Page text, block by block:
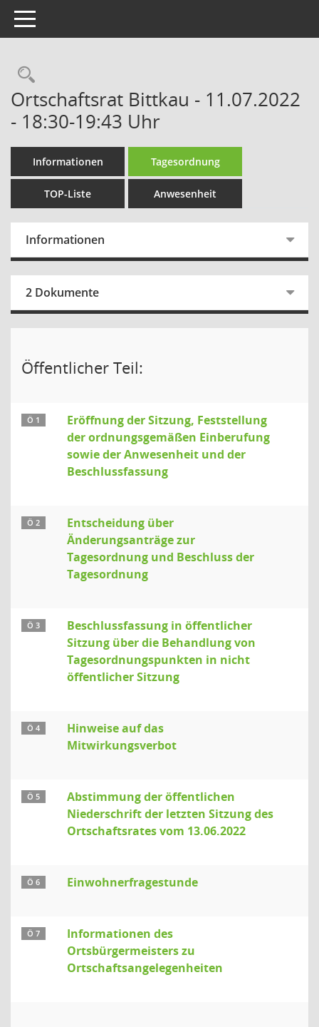
Toggle navigation
Rechercheauswahl
Ortschaftsrat Bittkau - 11.07.2022
- 18:30-19:43 Uhr
Informationen Tagesordnung
TOP-Liste Anwesenheit
Informationen
2 Dokumente
Öffentlicher Teil:
Ö 1
Eröffnung der Sitzung, Feststellung
der ordnungsgemäßen Einberufung
sowie der Anwesenheit und der
Beschlussfassung
Ö 2
Entscheidung über
Änderungsanträge zur
Tagesordnung und Beschluss der
Tagesordnung
Ö 3
Beschlussfassung in öffentlicher
Sitzung über die Behandlung von
Tagesordnungspunkten in nicht
öffentlicher Sitzung
Ö 4
Hinweise auf das
Mitwirkungsverbot
Ö 5
Abstimmung der öffentlichen
Niederschrift der letzten Sitzung des
Ortschaftsrates vom 13.06.2022
Ö 6 Einwohnerfragestunde
Ö 7
Informationen des
Ortsbürgermeisters zu
Ortschaftsangelegenheiten